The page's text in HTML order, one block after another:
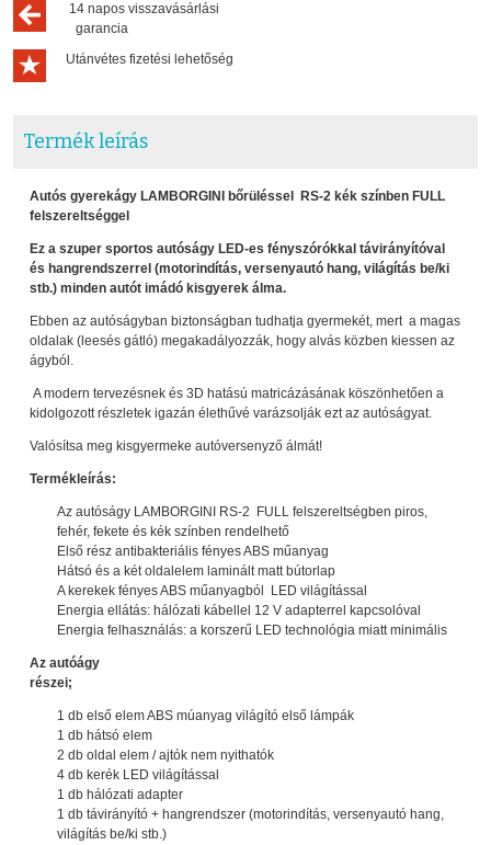
14 napos visszavásárlási
garancia
Utánvétes fizetési lehetőség
Termék leírás
Autós gyerekágy LAMBORGINI bőrüléssel RS-2 kék színben FULL
felszereltséggel
Ez a szuper sportos autóságy LED-es fényszórókkal távirányítóval
és hangrendszerrel (motorindítás, versenyautó hang, világítás be/ki
stb.) minden autót imádó kisgyerek álma.
Ebben az autóságyban biztonságban tudhatja gyermekét, mert a magas
oldalak (leesés gátló) megakadályozzák, hogy alvás közben kiessen az
ágyból.
A modern tervezésnek és 3D hatású matricázásának köszönhetően a
kidolgozott részletek igazán élethűvé varázsolják ezt az autóságyat.
Valósítsa meg kisgyermeke autóversenyző álmát!
Termékleírás:
Az autóságy LAMBORGINI RS-2 FULL felszereltségben piros,
fehér, fekete és kék színben rendelhető
Első rész antibakteriális fényes ABS műanyag
Hátsó és a két oldalelem laminált matt bútorlap
A kerekek fényes ABS műanyagból LED világítással
Energia ellátás: hálózati kábellel 12 V adapterrel kapcsolóval
Energia felhasználás: a korszerű LED technológia miatt minimális
Az autóágy
részei;
1 db első elem ABS múanyag világító első lámpák
1 db hátsó elem
2 db oldal elem / ajtók nem nyithatók
4 db kerék LED világítással
1 db hálózati adapter
1 db távirányító + hangrendszer (motorindítás, versenyautó hang,
világítás be/ki stb.)